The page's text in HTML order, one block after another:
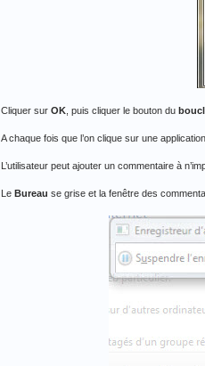
Cliquer sur OK , puis cliquer le bouton du
A chaque fois que l’on clique sur une
L’utilisateur peut ajouter un commentaire à
Le Bureau se grise et la fenêtre des